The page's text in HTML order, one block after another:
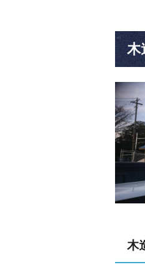
木
木